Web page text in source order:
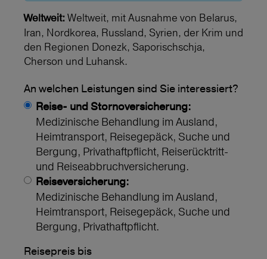
Weltweit: Weltweit, mit Ausnahme von Belarus,
Iran, Nordkorea, Russland, Syrien, der Krim und
den Regionen Donezk, Saporischschja,
Cherson und Luhansk.
An welchen Leistungen sind Sie interessiert?
Reise- und Stornoversicherung:
Medizinische Behandlung im Ausland,
Heimtransport, Reisegepäck, Suche und
Bergung, Privathaftpflicht, Reiserücktritt-
und Reiseabbruchversicherung.
Reiseversicherung:
Medizinische Behandlung im Ausland,
Heimtransport, Reisegepäck, Suche und
Bergung, Privathaftpflicht.
Reisepreis bis